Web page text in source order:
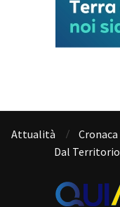
Attualità Cronaca
Dal Territorio